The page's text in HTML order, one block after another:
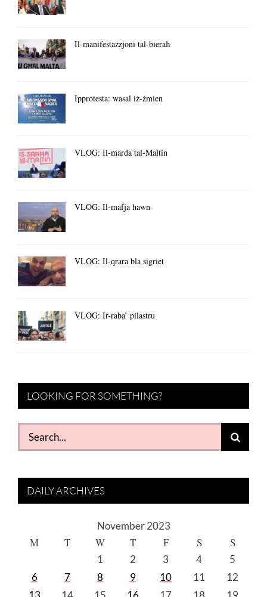
Il-manifestazzjoni tal-bieraħ
Ipprotesta: wasal iż-żmien
VLOG: Il-marda tal-Maltin
VLOG: Il-mafja hawn
VLOG: Il-qrara bla sigriet
VLOG: Ir-raba’ pilastru
LOOKING FOR SOMETHING?
Search
for:
DAILY ARCHIVES
November 2023
M T W T F S S
1 2 3 4
5
6
7 8 9 10 11
12